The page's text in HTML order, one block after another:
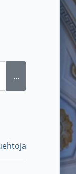
...